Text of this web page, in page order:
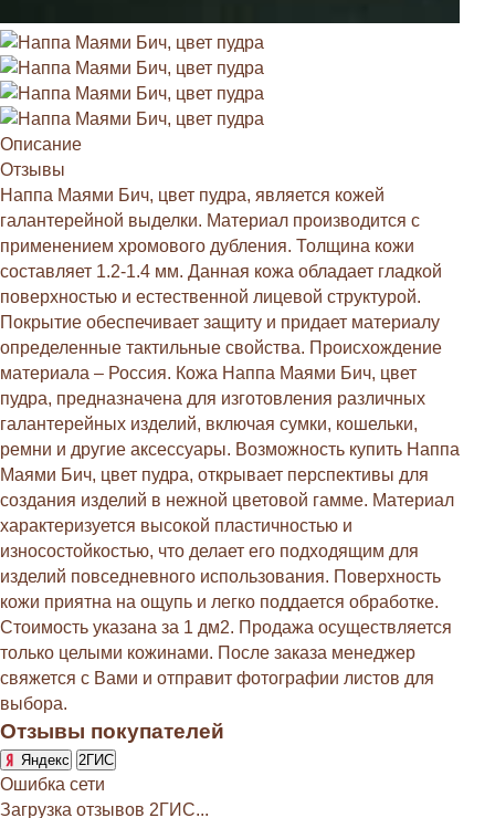
Описание
Отзывы
Наппа Маями Бич, цвет пудра, является кожей
галантерейной выделки. Материал производится с
применением хромового дубления. Толщина кожи
составляет 1.2-1.4 мм. Данная кожа обладает гладкой
поверхностью и естественной лицевой структурой.
Покрытие обеспечивает защиту и придает материалу
определенные тактильные свойства. Происхождение
материала – Россия. Кожа Наппа Маями Бич, цвет
пудра, предназначена для изготовления различных
галантерейных изделий, включая сумки, кошельки,
ремни и другие аксессуары. Возможность купить Наппа
Маями Бич, цвет пудра, открывает перспективы для
создания изделий в нежной цветовой гамме. Материал
характеризуется высокой пластичностью и
износостойкостью, что делает его подходящим для
изделий повседневного использования. Поверхность
кожи приятна на ощупь и легко поддается обработке.
Стоимость указана за 1 дм2. Продажа осуществляется
только целыми кожинами. После заказа менеджер
свяжется с Вами и отправит фотографии листов для
выбора.
Отзывы покупателей
Яндекс 2ГИС
Ошибка сети
Загрузка отзывов 2ГИС...